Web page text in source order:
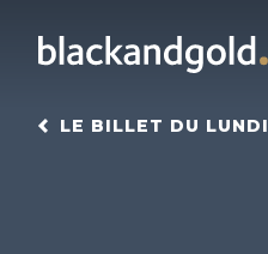
LE BILLET DU LUNDI